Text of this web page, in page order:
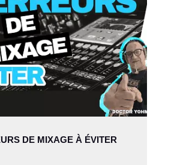
DE MIXAGE À ÉVITER